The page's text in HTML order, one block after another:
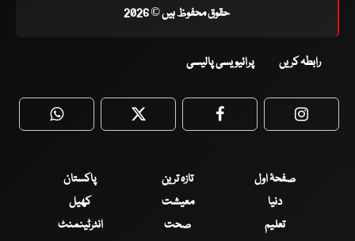
حقوق محفوظ ہیں © 2026
رابطہ کریں پرائیویسی پالیسی
WhatsApp Twitter Facebook
صفحۂ اول تازہ ترین
پاکستان
دنیا
معیشت
کھیل
تعلیم
صحت
انٹرٹینمنٹ